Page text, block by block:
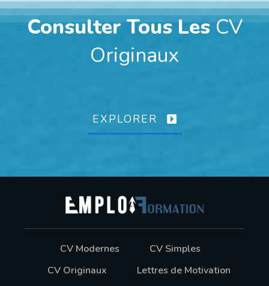
Consulter Tous Les CV
Originaux
EXPLORER
CV Modernes
CV Simples
CV Originaux
Lettres de Motivation